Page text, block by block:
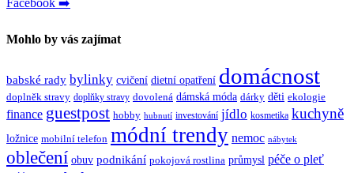
Facebook ➡️
Mohlo by vás zajímat
babské rady bylinky cvičení dietní opatření domácnost
doplněk stravy doplňky stravy dovolená dámská móda dárky děti ekologie
finance guestpost hobby hubnutí investování jídlo kosmetika kuchyně
ložnice mobilní telefon módní trendy nemoc nábytek
oblečení obuv podnikání pokojová rostlina průmysl péče o pleť